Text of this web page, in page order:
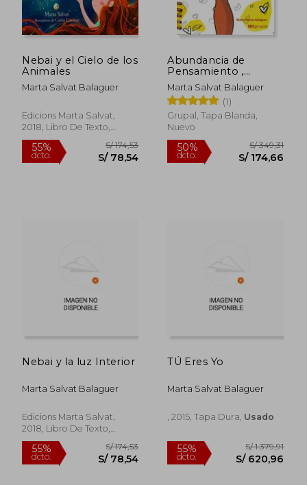
dcto. S/ 84,71
55%
dcto.
Nebai y el Cielo de los
Animales
Marta Salvat Balaguer
Edicions Marta Salvat,
2018, Libro De Texto,
Nuevo
55%
dcto. S/ 78,54
Abundancia de
Pensamiento ,
Palabra y Obra
Marta Salvat Balaguer
(1)
Grupal, Tapa Blanda,
Nuevo
50%
dcto. S/
Nebai y la luz Interior
Marta Salvat Balaguer
Edicions Marta Salvat,
2018, Libro De Texto,
Nuevo
TÚ Eres Yo
Marta Salvat Balaguer
, 2015, Tapa Dura, Usado